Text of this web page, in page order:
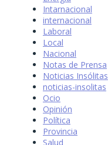
Intarnacional
internacional
Laboral
Local
Nacional
Notas de Prensa
Noticias Insólitas
noticias-insolitas
Ocio
Opinión
Política
Provincia
Salud